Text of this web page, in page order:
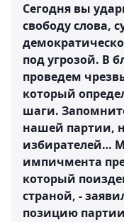
Сегодня вы
свободу слова,
под угрозой. В
проведем
который
шаги.
нашей партии,
избирателей…
импичмента
который
страной, -
позицию